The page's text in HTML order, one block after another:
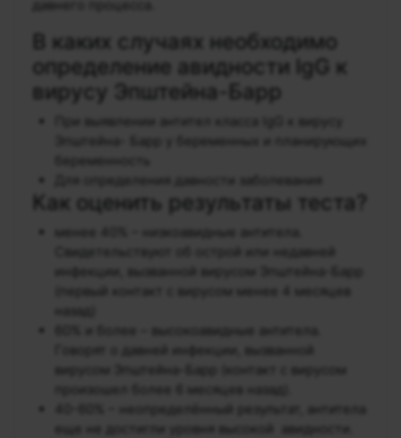
давнего процесса.
В каких случаях необходимо
определение авидности IgG к
вирусу Эпштейна-Барр
При выявлении антител класса IgG к вирусу
Эпштейна- Барр у беременных и планирующих
беременность
Для определения давности заболевания
Как оценить результаты теста?
менее 40% – низкоавидные антитела.
Свидетельствуют об острой или недавней
инфекции, вызванной вирусом Эпштейна-Барр
(первый контакт с вирусом менее 4 месяцев
60% и более – высокоавидные антитела.
Говорят о давней инфекции, вызванной
вирусом Эпштейна-Барр (контакт с вирусом
произошел более 6 месяцев назад).
40-60% – неопределённый результат, антитела
еще не достигли уровня высокой авидности.